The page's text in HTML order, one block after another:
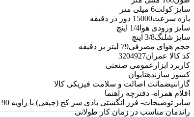
سایز کولت6 میلی متر
بازه سرعت15000 دور در دقیقه
سایز ورودی هوا 1/4 اینچ
سایز شلنگ3/8 اینچ
حجم هوای مصرفی79 لیتر بر دقیقه
کد کالا عمران3204927
کاربرد ابزار عمومی صنعتی
کشور سازندهتایوان
گارانتیضمانت اصالت و سلامت فیزیکی کالا
اقلام همراه- دفترچه راهنما
سایر توضیحات
راندمان مناسب در زمان کار طولانی